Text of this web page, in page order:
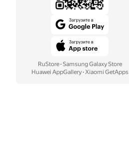
RuStore· Samsung Galaxy Store
Huawei AppGallery· Xiaomi GetApps